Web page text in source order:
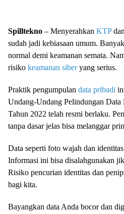
Spilltekno – Menyerahkan KTP
sudah jadi kebiasaan umum.
normal demi keamanan semata.
risiko keamanan siberyang serius.
Praktik pengumpulan data pribadi
Undang-Undang Pelindungan Data
Tahun 2022 telah resmi berlaku.
tanpa dasar jelas bisa melanggar
Data seperti foto wajah dan
Informasi ini bisa disalahgunakan
Risiko pencurian identitas dan
bagi kita.
Bayangkan data Anda bocor dan